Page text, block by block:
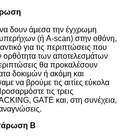
δουν άμεσα την έγχρωμη
(ή A-scan) στην οθόνη,
για τις περιπτώσεις που
ορθότητα των αποτελεσμάτων
θα προκαλέσουν
δοκιμών ή ακόμη και
να βρούμε τις αιτίες εύκολα
τις τρεις
GATE και, στη συνέχεια,
B